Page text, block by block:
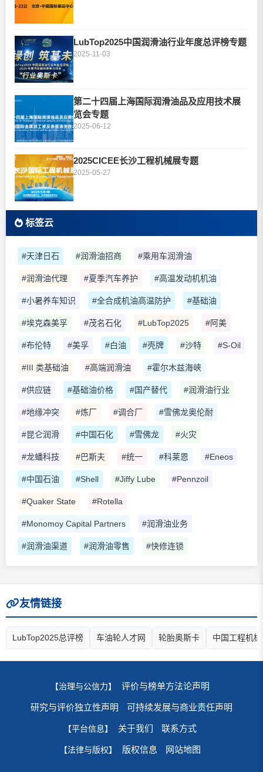
LubTop2025中国润滑油行业年度总评榜专题
2025-11-03
第二十四届上海国际润滑油品及应用技术展
览会专题
2025-06-12
2025CICEE长沙工程机械展专题
2025-05-27
标签云
#天津日石 #润滑油招商 #乘用车润滑油
#润滑油代理 #夏季汽车养护 #高温发动机机油
#小暑养车知识 #全合成机油高温防护 #基础油
#埃克森美孚 #茂名石化 #LubTop2025 #阿美
#布伦特 #美孚 #白油 #壳牌 #沙特 #S-Oil
#III 类基础油 #高端润滑油 #霍尔木兹海峡
#供应链 #基础油价格 #国产替代 #润滑油行业
#地缘冲突 #炼厂 #调合厂 #雪佛龙奥伦耐
#昆仑润滑 #中国石化 #雪佛龙 #火灾
#龙蟠科技 #巴斯夫 #统一 #科莱恩 #Eneos
#中国石油 #Shell #Jiffy Lube #Pennzoil
#Quaker State #Rotella
#Monomoy Capital Partners #润滑油业务
#润滑油渠道 #润滑油零售 #快修连锁
友情链接
LubTop2025总评榜 车油轮人才网 轮胎奥斯卡 中国工程机
【治理与公信力】 评价与榜单方法论声明
研究与评价独立性声明 可持续发展与商业责任声明
【平台信息】 关于我们 联系方式
【法律与版权】 版权信息 网站地图